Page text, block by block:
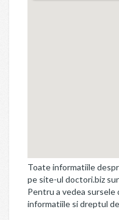
Toate informatiile
pe site-ul doctori.biz
Pentru a vedea
informatiile si dreptul